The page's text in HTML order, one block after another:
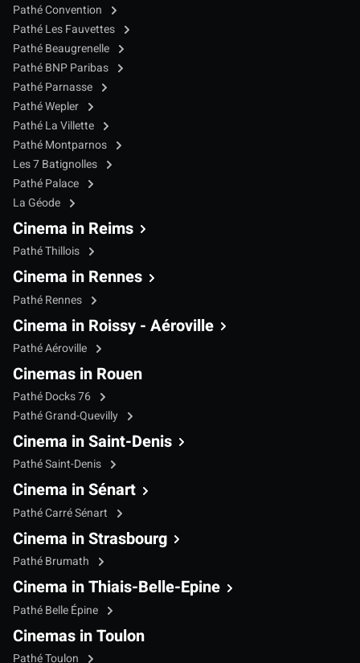
Pathé Convention
Pathé Les Fauvettes
Pathé Beaugrenelle
Pathé BNP Paribas
Pathé Parnasse
Pathé Wepler
Pathé La Villette
Pathé Montparnos
Les 7 Batignolles
Pathé Palace
La Géode
Cinema in Reims
Pathé Thillois
Cinema in Rennes
Pathé Rennes
Cinema in Roissy - Aéroville
Pathé Aéroville
Cinemas in Rouen
Pathé Docks 76
Pathé Grand-Quevilly
Cinema in Saint-Denis
Pathé Saint-Denis
Cinema in Sénart
Pathé Carré Sénart
Cinema in Strasbourg
Pathé Brumath
Cinema in Thiais-Belle-Epine
Pathé Belle Épine
Cinemas in Toulon
Pathé Toulon